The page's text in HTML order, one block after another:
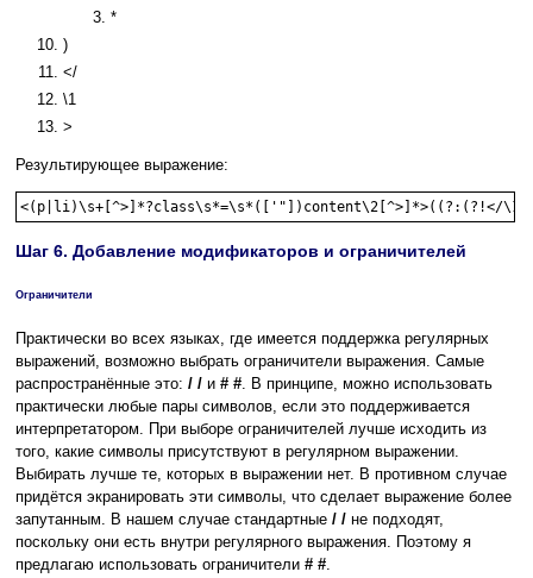
*
)
</
\1
>
Результирующее выражение:
<(p|li)\s+[^>]*?class\s*=\s*(['"])content\2[^>]*>((?:(?!</
Шаг 6. Добавление модификаторов и ограничителей
Ограничители
Практически во всех языках, где имеется поддержка регулярных
выражений, возможно выбрать ограничители выражения. Самые
распространённые это: / / и # #. В принципе, можно использовать
практически любые пары символов, если это поддерживается
интерпретатором. При выборе ограничителей лучше исходить из
того, какие символы присутствуют в регулярном выражении.
Выбирать лучше те, которых в выражении нет. В противном случае
придётся экранировать эти символы, что сделает выражение более
запутанным. В нашем случае стандартные / / не подходят,
поскольку они есть внутри регулярного выражения. Поэтому я
предлагаю использовать ограничители # #.